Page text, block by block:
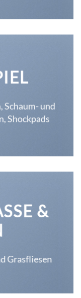
und
Shockpads
&
Grasfliesen